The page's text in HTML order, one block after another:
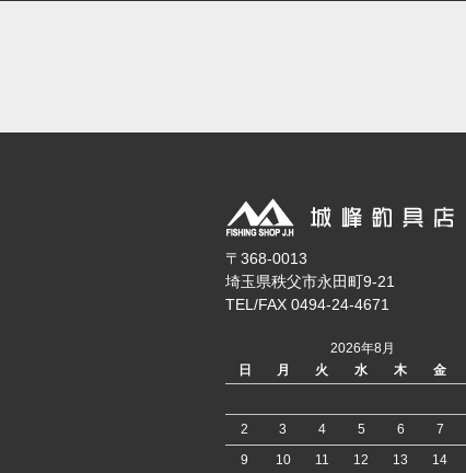
〒368-0013
埼玉県秩父市永田町9-21
TEL/FAX 0494-24-4671
2026年8月
日
月 火 水 木 金
2
3 4 5 6 7
9
10 11 12 13 14